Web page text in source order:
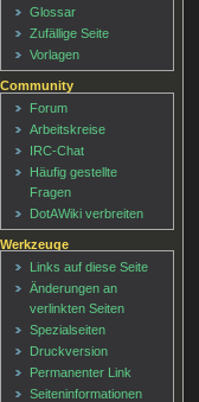
Glossar
Zufällige Seite
Vorlagen
Community
Forum
Arbeitskreise
IRC-Chat
Häufig gestellte
Fragen
DotAWiki verbreiten
Werkzeuge
Links auf diese Seite
Änderungen an
verlinkten Seiten
Spezialseiten
Druckversion
Permanenter Link
Seiten­informationen